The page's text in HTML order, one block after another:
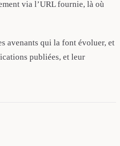
via l’URL fournie, là où
avenants qui la font évoluer, et
publiées, et leur